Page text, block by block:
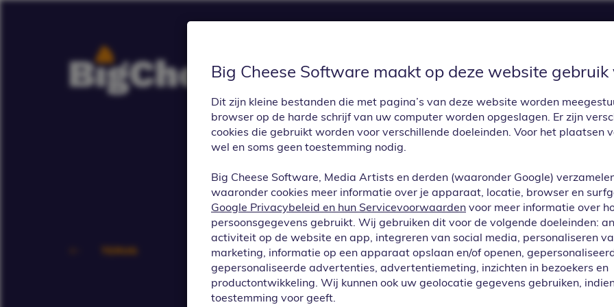
UPDATES PRIJZEN APP CENTER
TERUG
We hebben
Big Cheese Software maakt op deze website gebruik
Dit zijn kleine bestanden die met pagina’s van deze website worden
browser op de harde schrijf van uw computer worden opgeslagen. Er zijn
cookies die gebruikt worden voor verschillende doeleinden. Voor het plaatsen
wel en soms geen toestemming nodig.
Big Cheese Software, Media Artists en derden (waaronder Google)
waaronder cookies meer informatie over je apparaat, locatie, browser en
Google Privacybeleid en hun Servicevoorwaarden voor meer informatie over
persoonsgegevens gebruikt. Wij gebruiken dit voor de volgende doeleinden:
activiteit op de website en app, integreren van social media, personaliseren
marketing, informatie op een apparaat opslaan en/of openen,
gepersonaliseerde advertenties, advertentiemeting, inzichten in bezoekers en
productontwikkeling. Wij kunnen ook uw geolocatie gegevens gebruiken,
toestemming voor geeft.